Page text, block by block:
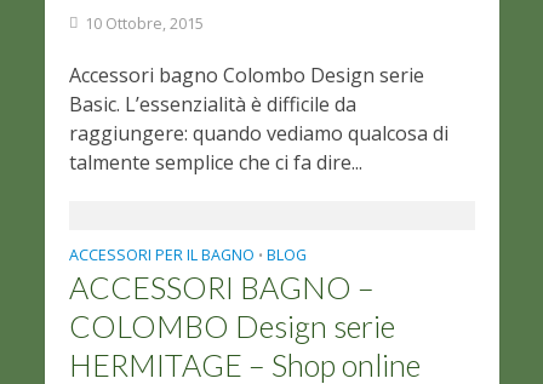
10 Ottobre, 2015
Accessori bagno Colombo Design serie
Basic. L’essenzialità è difficile da
raggiungere: quando vediamo qualcosa di
talmente semplice che ci fa dire...
ACCESSORI PER IL BAGNO • BLOG
ACCESSORI BAGNO –
COLOMBO Design serie
HERMITAGE – Shop online